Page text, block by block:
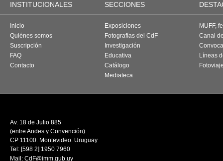
INSTITUCIONALES SECCIONES
Inicio
Quiénes somos
Suscripción
FAQ
Contacto
Exposiciones
Fotografías del CdF
Investigación
Educativa
Catálogo
Mediateca
MUFF,
Canal
Líneas
Av. 18 de Julio 885
(entre Andes y Convención)
CP 11100. Montevideo. Uruguay
Tel: [598 2] 1950 7960
Mail: CdF@imm.gub.uy